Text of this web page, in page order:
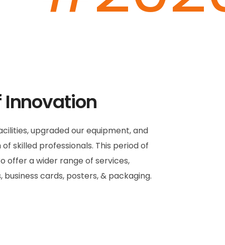
Innovation
upgraded our equipment, and
skilled professionals. This period of
offer a wider range of services,
business cards, posters, & packaging.